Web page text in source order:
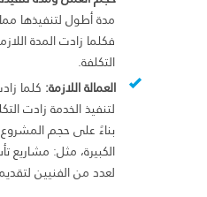
مدة أطول لتنفيذها
فكلما زادت المدة
التكلفة.
العمالة اللازمة: كلما
لتنفيذ الخدمة زادت
بناءً على حجم
الكبيرة، مثل: مشاريع
لعدد من الفنيين